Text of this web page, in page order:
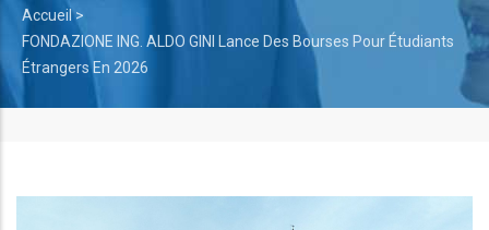
Fil
d'Ariane
Accueil >
FONDAZIONE ING. ALDO GINI Lance Des Bourses Pour Étudiants
Étrangers En 2026